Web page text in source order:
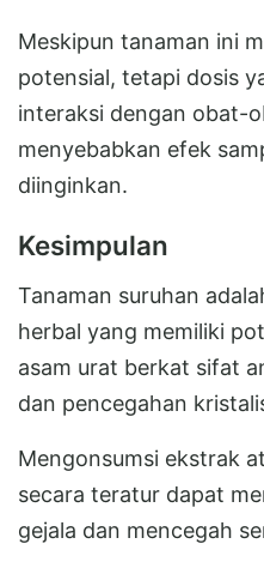
Meskipun tanaman ini
potensial, tetapi dosis
interaksi dengan obat-
menyebabkan efek
diinginkan.
Kesimpulan
Tanaman suruhan
herbal yang memiliki
asam urat berkat sifat
dan pencegahan
Mengonsumsi ekstrak
secara teratur dapat
gejala dan mencegah